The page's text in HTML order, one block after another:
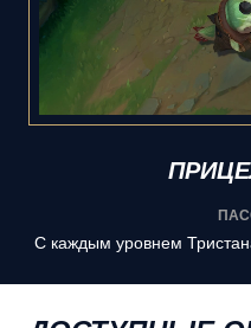
С каждым уровнем